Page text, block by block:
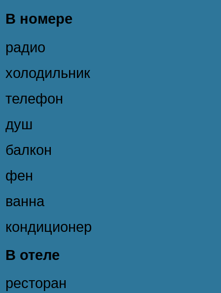
В номере
радио
холодильник
телефон
душ
балкон
фен
ванна
кондиционер
В отеле
ресторан